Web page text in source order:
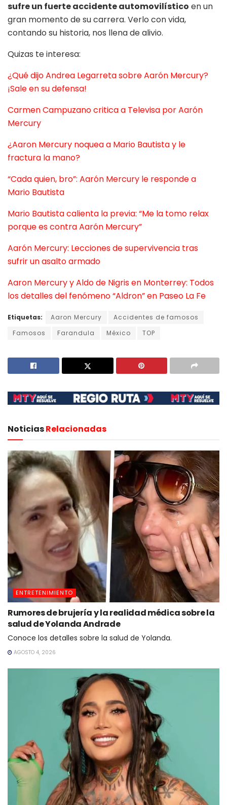
sufre un fuerte accidente automovilístico en un
gran momento de su carrera. Verlo con vida,
contando su historia, nos llena de alivio.
Quizas te interesa:
¿Qué dijo Andrea Legarreta sobre Aarón Mercury?
¡Sale en su defensa!
Carmen Campuzano critica a Televisa por Aarón
Mercury
¿Aaron Mercury noquea a Mario Bautista y le
fractura la mano?
“Cada quien, bro”: Aarón Mercury le responde a
Mario Bautista
Mario Bautista calienta la previa: “Me la tomo relax
porque es contra Aarón Mercury”
Aarón Mercury: Lecciones de supervivencia tras
sufrir un asalto armado
Aaron Mercury y Aldo de Nigris en Monterrey: Todos
los detalles del fenómeno “Aldron” en Paseo La Fe
Etiquetas: Aaron Mercury
Accidentes de famosos
Famosos
Farandula México TOP
NoticiasRelacionadas
ENTRETENIMIENTO
Rumores de brujería y la realidad médica sobre la
salud de Yolanda Andrade
Conoce los detalles sobre la salud de Yolanda.
AGOSTO 4, 2026